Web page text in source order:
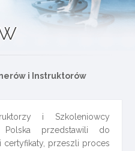
i Instruktorów
i Szkoleniowcy
Polska przedstawili do
przeszli proces